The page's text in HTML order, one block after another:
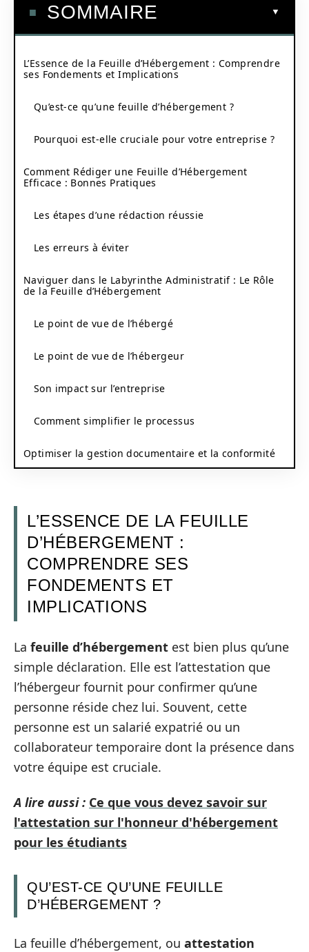
SOMMAIRE
L’Essence de la Feuille d’Hébergement : Comprendre
ses Fondements et Implications
Qu’est-ce qu’une feuille d’hébergement ?
Pourquoi est-elle cruciale pour votre entreprise ?
Comment Rédiger une Feuille d’Hébergement
Efficace : Bonnes Pratiques
Les étapes d’une rédaction réussie
Les erreurs à éviter
Naviguer dans le Labyrinthe Administratif : Le Rôle
de la Feuille d’Hébergement
Le point de vue de l’hébergé
Le point de vue de l’hébergeur
Son impact sur l’entreprise
Comment simplifier le processus
Optimiser la gestion documentaire et la conformité
L’ESSENCE DE LA FEUILLE
D’HÉBERGEMENT :
COMPRENDRE SES
FONDEMENTS ET
IMPLICATIONS
La feuille d’hébergement est bien plus qu’une
simple déclaration. Elle est l’attestation que
l’hébergeur fournit pour confirmer qu’une
personne réside chez lui. Souvent, cette
personne est un salarié expatrié ou un
collaborateur temporaire dont la présence dans
votre équipe est cruciale.
A lire aussi : Ce que vous devez savoir sur
l'attestation sur l'honneur d'hébergement
pour les étudiants
QU’EST-CE QU’UNE FEUILLE
D’HÉBERGEMENT ?
La feuille d’hébergement, ou attestation